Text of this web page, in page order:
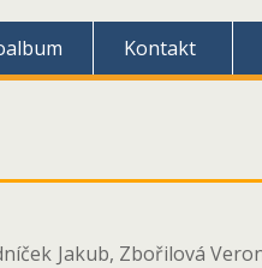
Kontakt
Jakub, Zbořilová